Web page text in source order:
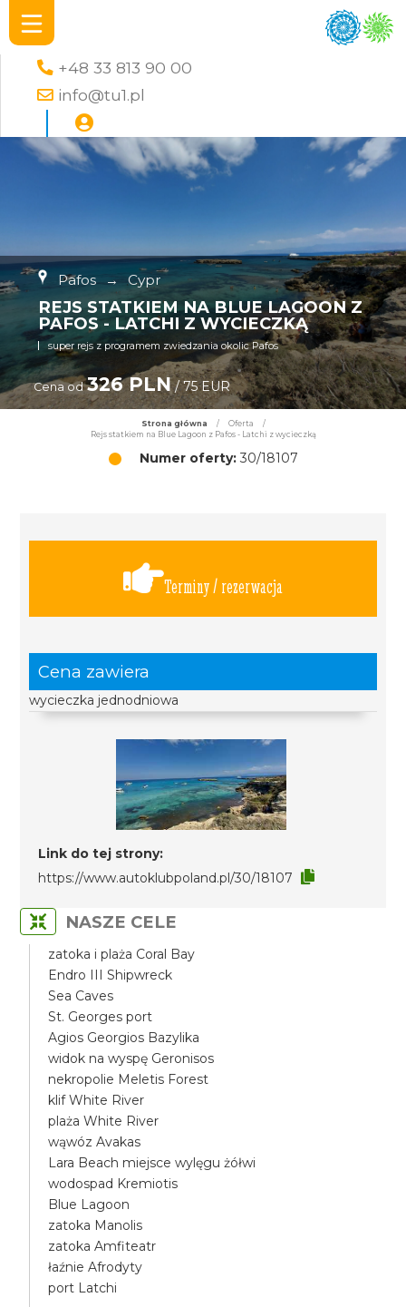
+48 33 813 90 00
info@tu1.pl
Pafos → Cypr
REJS STATKIEM NA BLUE LAGOON Z
PAFOS - LATCHI Z WYCIECZKĄ
super rejs z programem zwiedzania okolic Pafos
Cena od 326 PLN/ 75 EUR
Strona główna / Oferta
/
Rejs statkiem na Blue Lagoon z Pafos - Latchi z wycieczką
Numer oferty:30/18107
Terminy / rezerwacja
Cena zawiera
wycieczka jednodniowa
Link do tej strony:
https://www.autoklubpoland.pl/30/18107
NASZE CELE
zatoka i plaża Coral Bay
Endro III Shipwreck
Sea Caves
St. Georges port
Agios Georgios Bazylika
widok na wyspę Geronisos
nekropolie Meletis Forest
klif White River
plaża White River
wąwóz Avakas
Lara Beach miejsce wylęgu żółwi
wodospad Kremiotis
Blue Lagoon
zatoka Manolis
zatoka Amfiteatr
łaźnie Afrodyty
port Latchi